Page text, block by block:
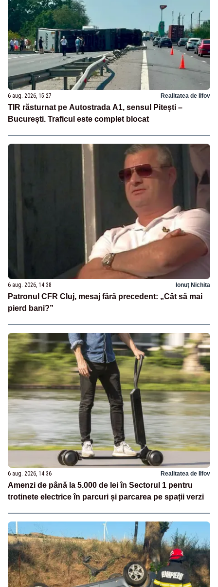
6 aug. 2026, 15:27 Realitatea de Ilfov
TIR răsturnat pe Autostrada A1, sensul Pitești –
București. Traficul este complet blocat
6 aug. 2026, 14:38 Ionuț Nichita
Patronul CFR Cluj, mesaj fără precedent: „Cât să mai
pierd bani?”
6 aug. 2026, 14:36 Realitatea de Ilfov
Amenzi de până la 5.000 de lei în Sectorul 1 pentru
trotinete electrice în parcuri și parcarea pe spații verzi